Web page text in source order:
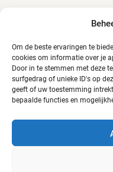
Om de beste ervaringen te
cookies om informatie over je
Door in te stemmen met deze
surfgedrag of unieke ID's op
geeft of uw toestemming
bepaalde functies en